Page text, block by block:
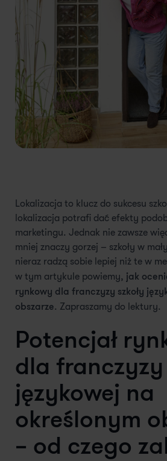
Lokalizacja to klucz do sukcesu
lokalizacja potrafi dać efekty
marketingu. Jednak nie zawsze
mniej znaczy gorzej – szkoły w
nieraz radzą sobie lepiej niż te w
w tym artykule powiemy, jak
rynkowy dla franczyzy szkoły
obszarze. Zapraszamy do lektury.
Potencjał
dla franczyzy
językowej na
określonym
– od czego